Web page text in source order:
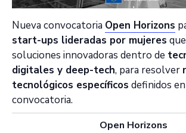
Nueva convocatoria Open Horizons
start-ups lideradas por mujeres
soluciones innovadoras dentro de
digitales y deep-tech, para resolver
tecnológicos específicos definidos
convocatoria.
Open Horizons